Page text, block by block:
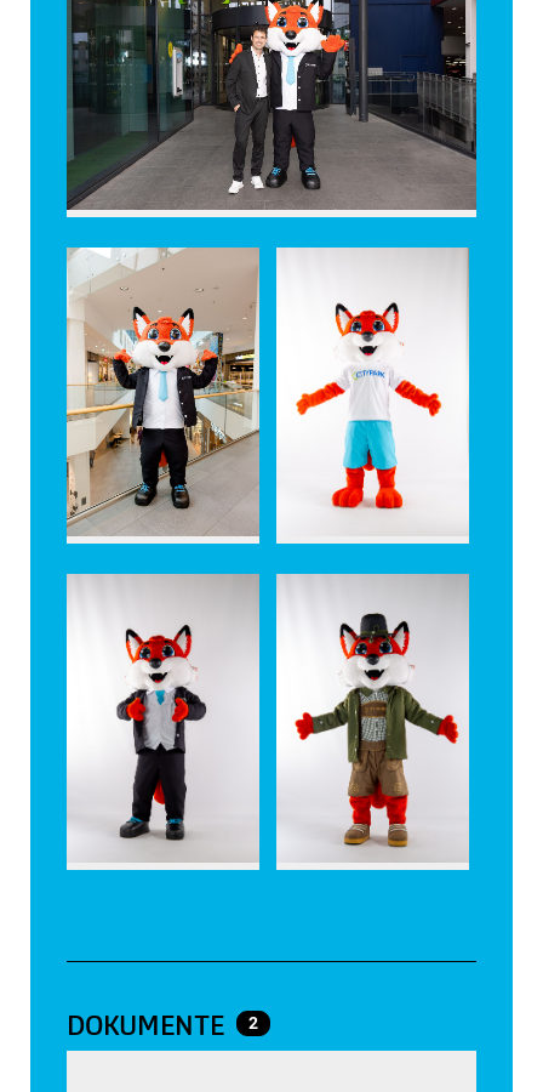
DOKUMENTE 2